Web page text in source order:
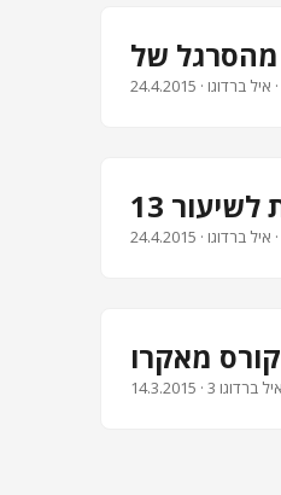
24.4.2015
24.4.2015
14.3.2015